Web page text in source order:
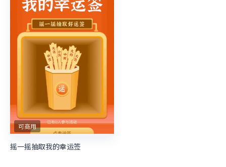
可商用
摇一摇抽取我的幸运签